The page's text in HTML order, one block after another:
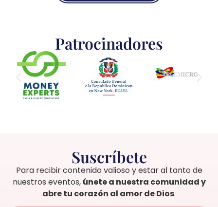
Patrocinadores
Suscríbete
Para recibir contenido valioso y estar al tanto de
nuestros eventos, únete a nuestra comunidad y
abre tu corazón al amor de Dios.